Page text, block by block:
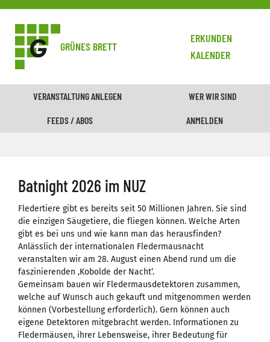
GRÜNES BRETT
ERKUNDEN
KALENDER
VERANSTALTUNG ANLEGEN WER WIR SIND
FEEDS / ABOS ANMELDEN
Batnight 2026 im NUZ
Fledertiere gibt es bereits seit 50 Millionen Jahren. Sie sind
die einzigen Säugetiere, die fliegen können. Welche Arten
gibt es bei uns und wie kann man das herausfinden?
Anlässlich der internationalen Fledermausnacht
veranstalten wir am 28. August einen Abend rund um die
faszinierenden ‚Kobolde der Nacht‘.
Gemeinsam bauen wir Fledermausdetektoren zusammen,
welche auf Wunsch auch gekauft und mitgenommen werden
können (Vorbestellung erforderlich). Gern können auch
eigene Detektoren mitgebracht werden. Informationen zu
Fledermäusen, ihrer Lebensweise, ihrer Bedeutung für